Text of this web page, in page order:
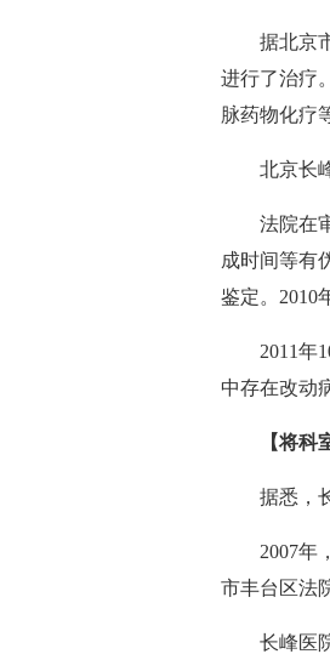
据北京
进行了治疗
脉药物化疗
北京长
法院在
成时间等有
鉴定。2010
2011年
中存在改动
【将科
据悉，
2007年
市丰台区法
长峰医